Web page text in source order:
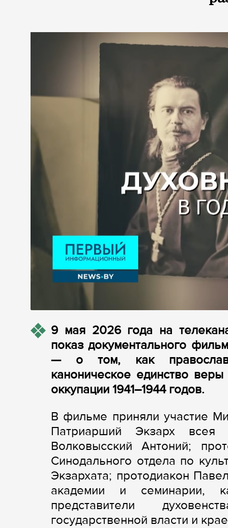
9 мая 2026 года на
показ документального
— о том, как
каноническое единство
оккупации 1941–1944 годов.
В фильме приняли участие
Патриарший Экзарх всея
Волковысский Антоний;
Синодального отдела по
Экзархата; протодиакон
академии и семинарии,
представители
государственной власти и